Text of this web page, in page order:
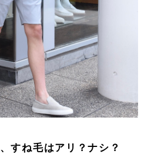
すね毛はアリ？ナシ？